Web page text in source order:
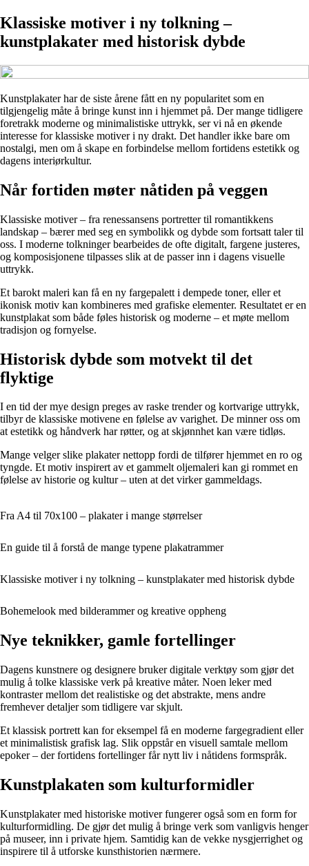
Klassiske motiver i ny tolkning –
kunstplakater med historisk dybde
Kunstplakater har de siste årene fått en ny popularitet som en
tilgjengelig måte å bringe kunst inn i hjemmet på. Der mange tidligere
foretrakk moderne og minimalistiske uttrykk, ser vi nå en økende
interesse for klassiske motiver i ny drakt. Det handler ikke bare om
nostalgi, men om å skape en forbindelse mellom fortidens estetikk og
dagens interiørkultur.
Når fortiden møter nåtiden på veggen
Klassiske motiver – fra renessansens portretter til romantikkens
landskap – bærer med seg en symbolikk og dybde som fortsatt taler til
oss. I moderne tolkninger bearbeides de ofte digitalt, fargene justeres,
og komposisjonene tilpasses slik at de passer inn i dagens visuelle
uttrykk.
Et barokt maleri kan få en ny fargepalett i dempede toner, eller et
ikonisk motiv kan kombineres med grafiske elementer. Resultatet er en
kunstplakat som både føles historisk og moderne – et møte mellom
tradisjon og fornyelse.
Historisk dybde som motvekt til det
flyktige
I en tid der mye design preges av raske trender og kortvarige uttrykk,
tilbyr de klassiske motivene en følelse av varighet. De minner oss om
at estetikk og håndverk har røtter, og at skjønnhet kan være tidløs.
Mange velger slike plakater nettopp fordi de tilfører hjemmet en ro og
tyngde. Et motiv inspirert av et gammelt oljemaleri kan gi rommet en
følelse av historie og kultur – uten at det virker gammeldags.
Fra A4 til 70x100 – plakater i mange størrelser
En guide til å forstå de mange typene plakatrammer
Klassiske motiver i ny tolkning – kunstplakater med historisk dybde
Bohemelook med bilderammer og kreative oppheng
Nye teknikker, gamle fortellinger
Dagens kunstnere og designere bruker digitale verktøy som gjør det
mulig å tolke klassiske verk på kreative måter. Noen leker med
kontraster mellom det realistiske og det abstrakte, mens andre
fremhever detaljer som tidligere var skjult.
Et klassisk portrett kan for eksempel få en moderne fargegradient eller
et minimalistisk grafisk lag. Slik oppstår en visuell samtale mellom
epoker – der fortidens fortellinger får nytt liv i nåtidens formspråk.
Kunstplakaten som kulturformidler
Kunstplakater med historiske motiver fungerer også som en form for
kulturformidling. De gjør det mulig å bringe verk som vanligvis henger
på museer, inn i private hjem. Samtidig kan de vekke nysgjerrighet og
inspirere til å utforske kunsthistorien nærmere.